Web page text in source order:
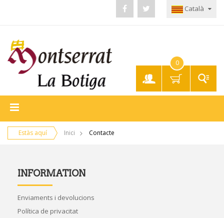
compte
Català
0
Estàs aquí Inici Contacte
INFORMATION
Enviaments i devolucions
Política de privacitat